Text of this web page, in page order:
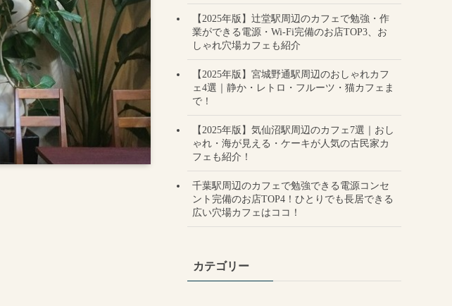
【2025年版】辻堂駅周辺のカフェで勉強・作
業ができる電源・Wi-Fi完備のお店TOP3、お
しゃれ穴場カフェも紹介
【2025年版】宮城野通駅周辺のおしゃれカフ
ェ4選｜静か・レトロ・フルーツ・猫カフェま
で！
【2025年版】気仙沼駅周辺のカフェ7選｜おし
ゃれ・海が見える・ケーキが人気の古民家カ
フェも紹介！
千葉駅周辺のカフェで勉強できる電源コンセ
ント完備のお店TOP4！ひとりでも長居できる
広い穴場カフェはココ！
カテゴリー